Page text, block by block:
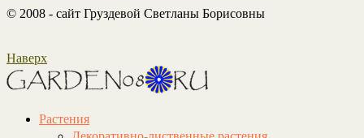
© 2008 - сайт Груздевой Светланы Борисовны
Наверх
Растения